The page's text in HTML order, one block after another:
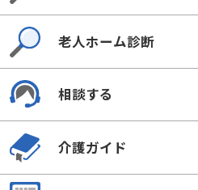
老人ホーム診断
相談する
介護ガイド